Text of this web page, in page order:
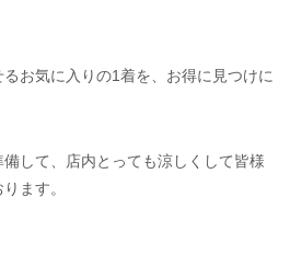
お気に入りの1着を、お得に見つけに
して、店内とっても涼しくして皆様
ます。